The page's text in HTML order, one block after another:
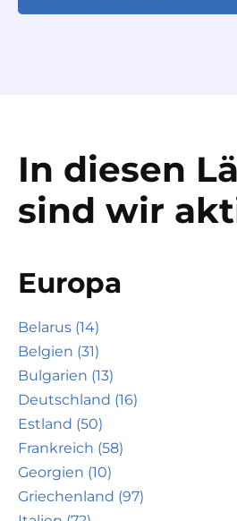
In diesen
sind wir
Europa
Belarus (14)
Belgien (31)
Bulgarien (13)
Deutschland (16)
Estland (50)
Frankreich (58)
Georgien (10)
Griechenland (97)